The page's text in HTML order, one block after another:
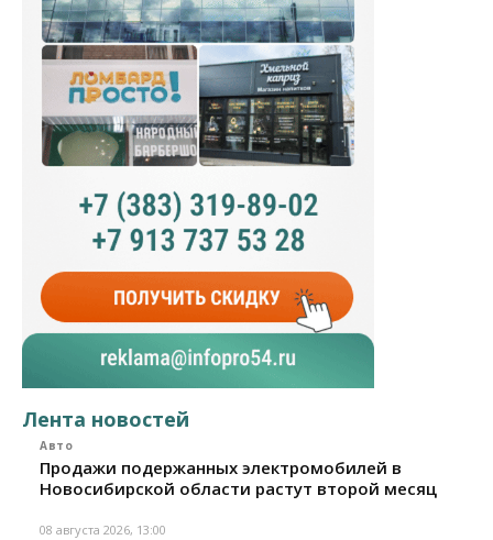
Лента новостей
Авто
Продажи подержанных электромобилей в
Новосибирской области растут второй месяц
08 августа 2026, 13:00